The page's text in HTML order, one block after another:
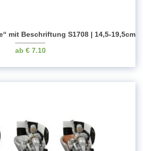
mit Beschriftung S1708 | 14,5-19,5cm
€7.10